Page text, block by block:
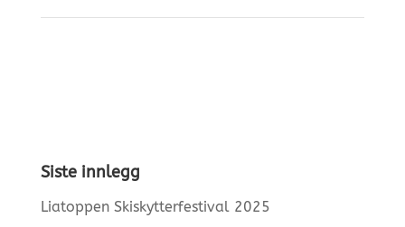
Siste innlegg
Liatoppen Skiskytterfestival 2025